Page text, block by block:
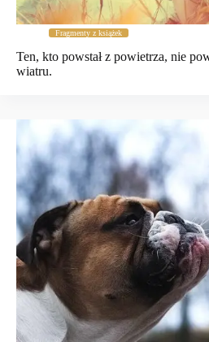
Fragmenty z książek
Ten, kto powstał z powietrza, nie
wiatru.